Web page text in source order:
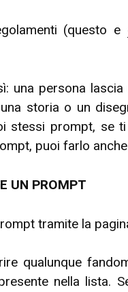
(questo e
una persona
storia o un
stessi prompt, se
puoi farlo
UN PROMPT
tramite la
qualunque
nella lista.